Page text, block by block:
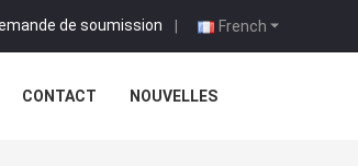
French
de soumission |
CONTACT NOUVELLES